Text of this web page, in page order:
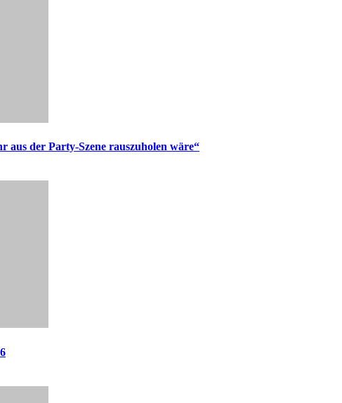
aus der Party-Szene rauszuholen wäre“